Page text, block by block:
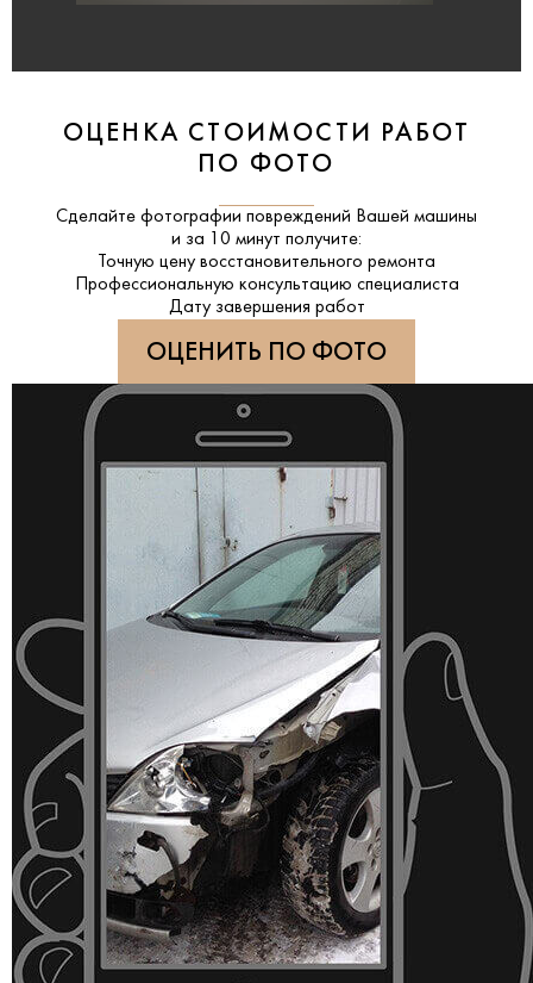
ОЦЕНКА СТОИМОСТИ РАБОТ
ПО ФОТО
Сделайте фотографии повреждений Вашей машины
и за
10 минут получите:
Точную цену восстановительного ремонта
Профессиональную консультацию специалиста
Дату завершения работ
ОЦЕНИТЬ ПО ФОТО